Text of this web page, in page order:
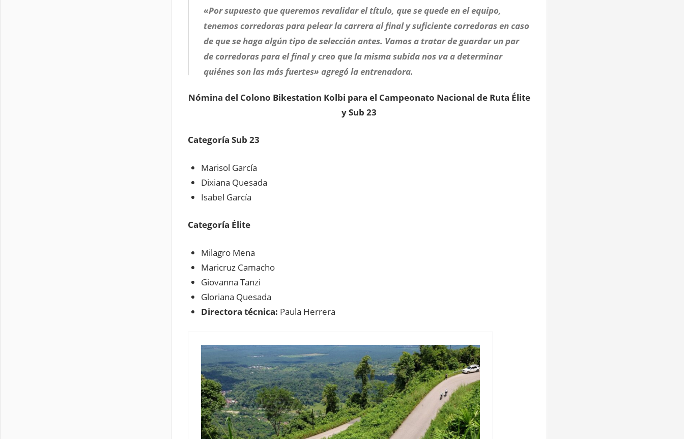
«Por supuesto que queremos revalidar el título, que se quede en el equipo,
tenemos corredoras para pelear la carrera al final y suficiente corredoras en caso
de que se haga algún tipo de selección antes. Vamos a tratar de guardar un par
de corredoras para el final y creo que la misma subida nos va a determinar
quiénes son las más fuertes» agregó la entrenadora.
Nómina del Colono Bikestation Kolbi para el Campeonato Nacional de Ruta Élite
y Sub 23
Categoría Sub 23
Marisol García
Dixiana Quesada
Isabel García
Categoría Élite
Milagro Mena
Maricruz Camacho
Giovanna Tanzi
Gloriana Quesada
Directora técnica: Paula Herrera